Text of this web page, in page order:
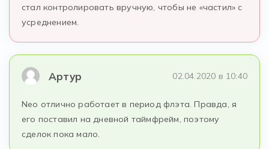
стал контролировать вручную, чтобы не «частил» с
усреднением.
Артур 02.04.2020 в 10:40
Neo отлично работает в период флэта. Правда, я
его поставил на дневной таймфрейм, поэтому
сделок пока мало.